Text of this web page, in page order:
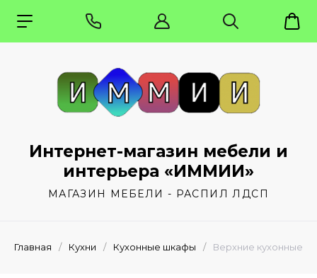
Интернет-магазин мебели и
интерьера «ИММИИ»
МАГАЗИН МЕБЕЛИ - РАСПИЛ ЛДСП
Главная / Кухни / Кухонные шкафы / Верхние кухонные